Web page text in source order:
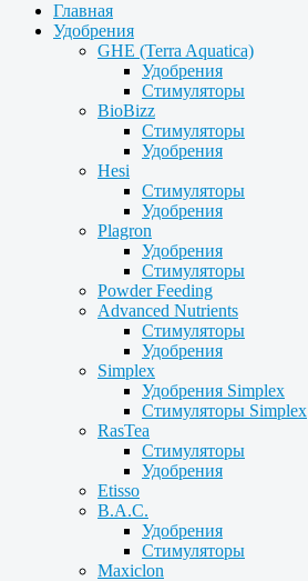
Главная
Удобрения
GHE (Terra Aquatica)
Удобрения
Стимуляторы
BioBizz
Стимуляторы
Удобрения
Hesi
Стимуляторы
Удобрения
Plagron
Удобрения
Стимуляторы
Powder Feeding
Advanced Nutrients
Стимуляторы
Удобрения
Simplex
Удобрения Simplex
Стимуляторы Simplex
RasTea
Стимуляторы
Удобрения
Etisso
B.A.C.
Удобрения
Стимуляторы
Maxiclon